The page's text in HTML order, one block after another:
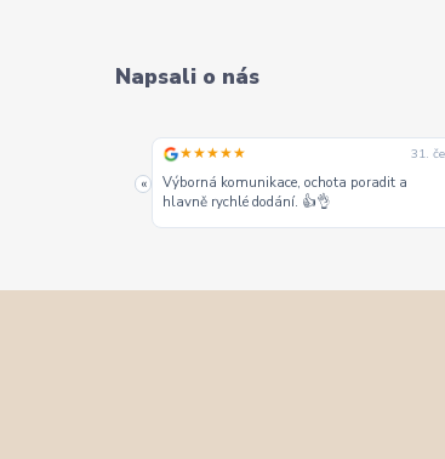
Napsali o nás
«
17. července ★★★★☆
Dobrý